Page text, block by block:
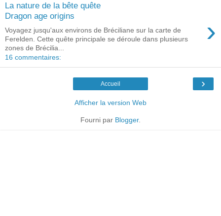
La nature de la bête quête
Dragon age origins
›
Voyagez jusqu'aux environs de Bréciliane sur la carte de
Ferelden. Cette quête principale se déroule dans plusieurs
zones de Brécilia...
16 commentaires:
›
Accueil
Afficher la version Web
Fourni par Blogger.